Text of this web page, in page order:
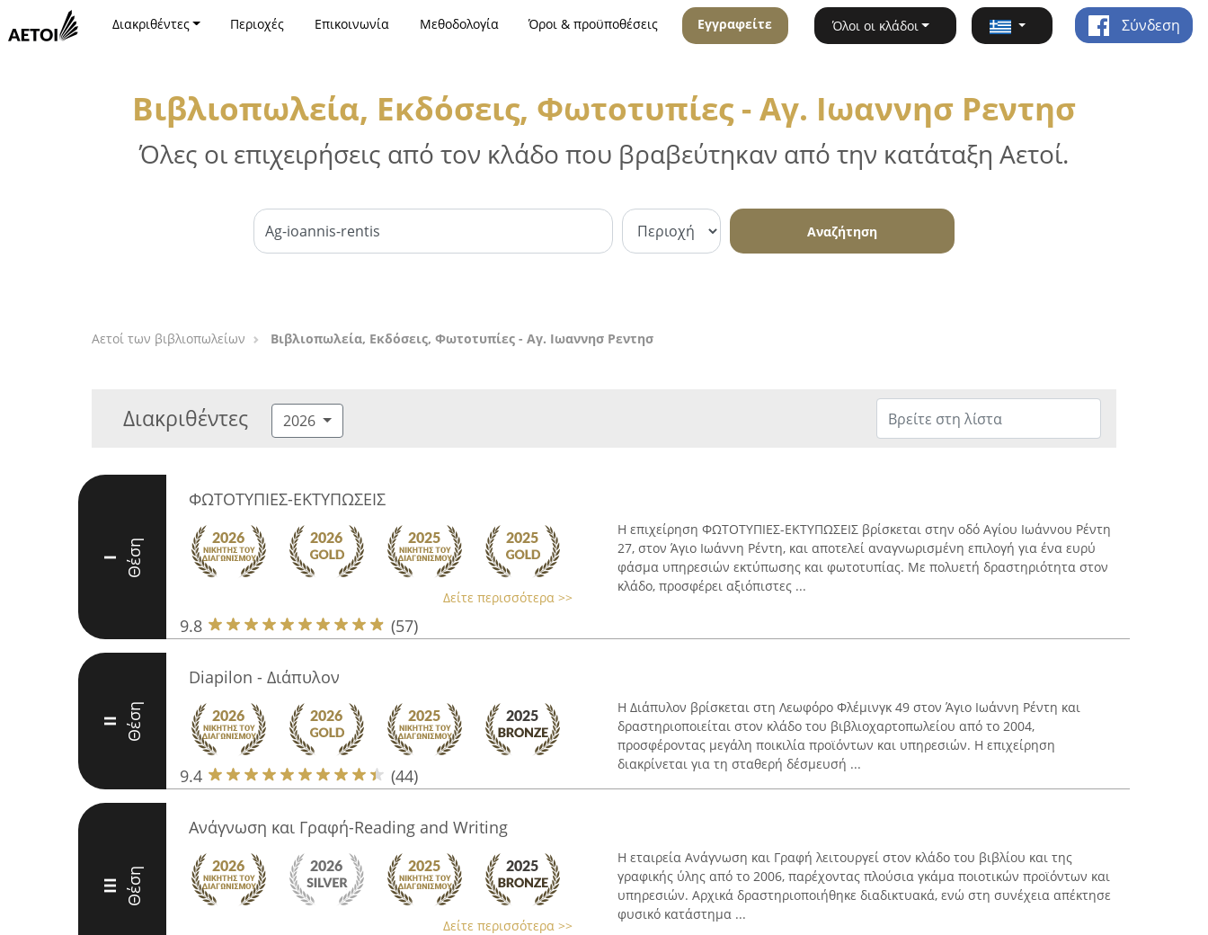
Διακριθέντες Περιοχές Επικοινωνία Μεθοδολογία Όροι & προϋποθέσεις Εγγραφείτε Όλοι οι κλάδοι Σύνδεση
Βιβλιοπωλεία, Εκδόσεις, Φωτοτυπίες - Αγ. Ιωαννησ Ρεντησ
Όλες οι επιχειρήσεις από τον κλάδο που βραβεύτηκαν από την κατάταξη Αετοί.
Αναζήτηση
Αετοί των βιβλιοπωλείων Βιβλιοπωλεία, Εκδόσεις, Φωτοτυπίες - Αγ. Ιωαννησ Ρεντησ
Διακριθέντες 2026
I Θέση
ΦΩΤΟΤΥΠΙΕΣ-ΕΚΤΥΠΩΣΕΙΣ
Δείτε περισσότερα >>
9.8 (57)
Η επιχείρηση ΦΩΤΟΤΥΠΙΕΣ-ΕΚΤΥΠΩΣΕΙΣ βρίσκεται στην οδό Αγίου Ιωάννου Ρέντη
27, στον Άγιο Ιωάννη Ρέντη, και αποτελεί αναγνωρισμένη επιλογή για ένα ευρύ
φάσμα υπηρεσιών εκτύπωσης και φωτοτυπίας. Με πολυετή δραστηριότητα στον
κλάδο, προσφέρει αξιόπιστες ...
II Θέση
Diapilon - Διάπυλον
9.4 (44)
Η Διάπυλον βρίσκεται στη Λεωφόρο Φλέμινγκ 49 στον Άγιο Ιωάννη Ρέντη και
δραστηριοποιείται στον κλάδο του βιβλιοχαρτοπωλείου από το 2004,
προσφέροντας μεγάλη ποικιλία προϊόντων και υπηρεσιών. Η επιχείρηση
διακρίνεται για τη σταθερή δέσμευσή ...
III Θέση
Ανάγνωση και Γραφή-Reading and Writing
Δείτε περισσότερα >>
Η εταιρεία Ανάγνωση και Γραφή λειτουργεί στον κλάδο του βιβλίου και της
γραφικής ύλης από το 2006, παρέχοντας πλούσια γκάμα ποιοτικών προϊόντων και
υπηρεσιών. Αρχικά δραστηριοποιήθηκε διαδικτυακά, ενώ στη συνέχεια απέκτησε
φυσικό κατάστημα ...